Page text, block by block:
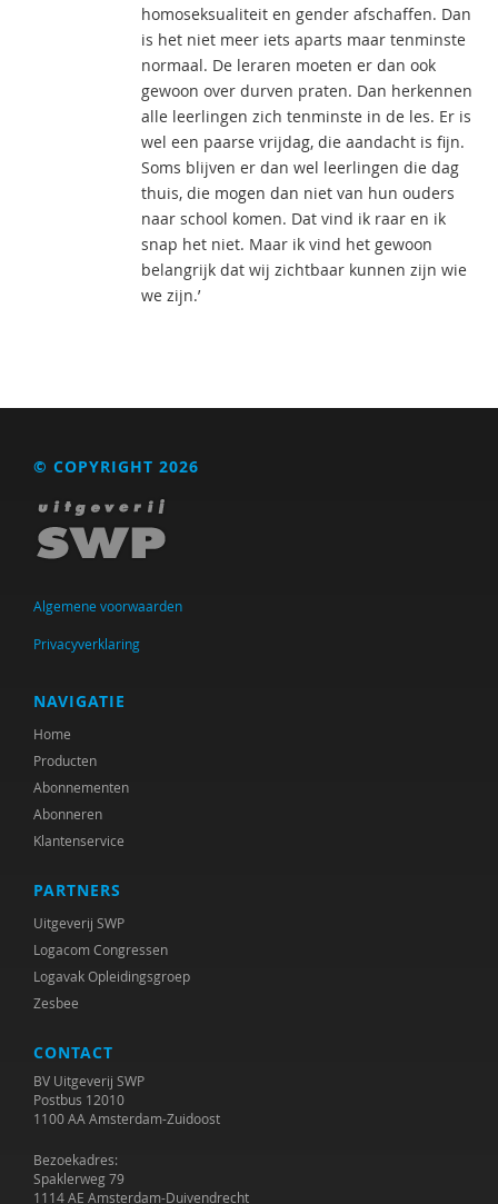
homoseksualiteit en gender afschaffen. Dan
is het niet meer iets aparts maar tenminste
normaal. De leraren moeten er dan ook
gewoon over durven praten. Dan herkennen
alle leerlingen zich tenminste in de les. Er is
wel een paarse vrijdag, die aandacht is fijn.
Soms blijven er dan wel leerlingen die dag
thuis, die mogen dan niet van hun ouders
naar school komen. Dat vind ik raar en ik
snap het niet. Maar ik vind het gewoon
belangrijk dat wij zichtbaar kunnen zijn wie
we zijn.’
© COPYRIGHT 2026
Algemene voorwaarden
Privacyverklaring
NAVIGATIE
Home
Producten
Abonnementen
Abonneren
Klantenservice
PARTNERS
Uitgeverij SWP
Logacom Congressen
Logavak Opleidingsgroep
Zesbee
CONTACT
BV Uitgeverij SWP
Postbus 12010
1100 AA Amsterdam-Zuidoost
Bezoekadres:
Spaklerweg 79
1114 AE Amsterdam-Duivendrecht